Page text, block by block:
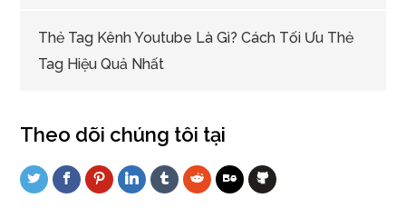
Thẻ Tag Kênh Youtube Là Gì? Cách Tối Ưu Thẻ
Tag Hiệu Quả Nhất
Theo dõi chúng tôi tại